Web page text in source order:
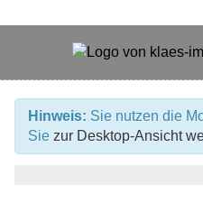
Hinweis: Sie nutzen die
Sie zur Desktop-Ansicht